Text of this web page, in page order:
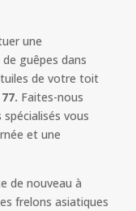
une
guêpes dans
de votre toit
Faites-nous
vous
et une
de nouveau à
frelons asiatiques